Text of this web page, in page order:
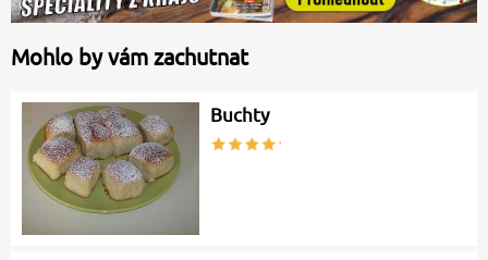
Mohlo by vám zachutnat
Buchty